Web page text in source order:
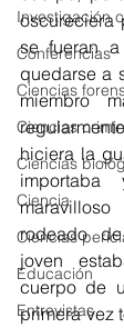
Investigación
Conferencias
Ciencias
Ciencias
Ciencias
Ciencia
Ciencias
Educación
Entrevistas
oscureciera
se fueran
quedarse a
miembro
hiciera la
rodeado
joven
cuerpo de
primera vez